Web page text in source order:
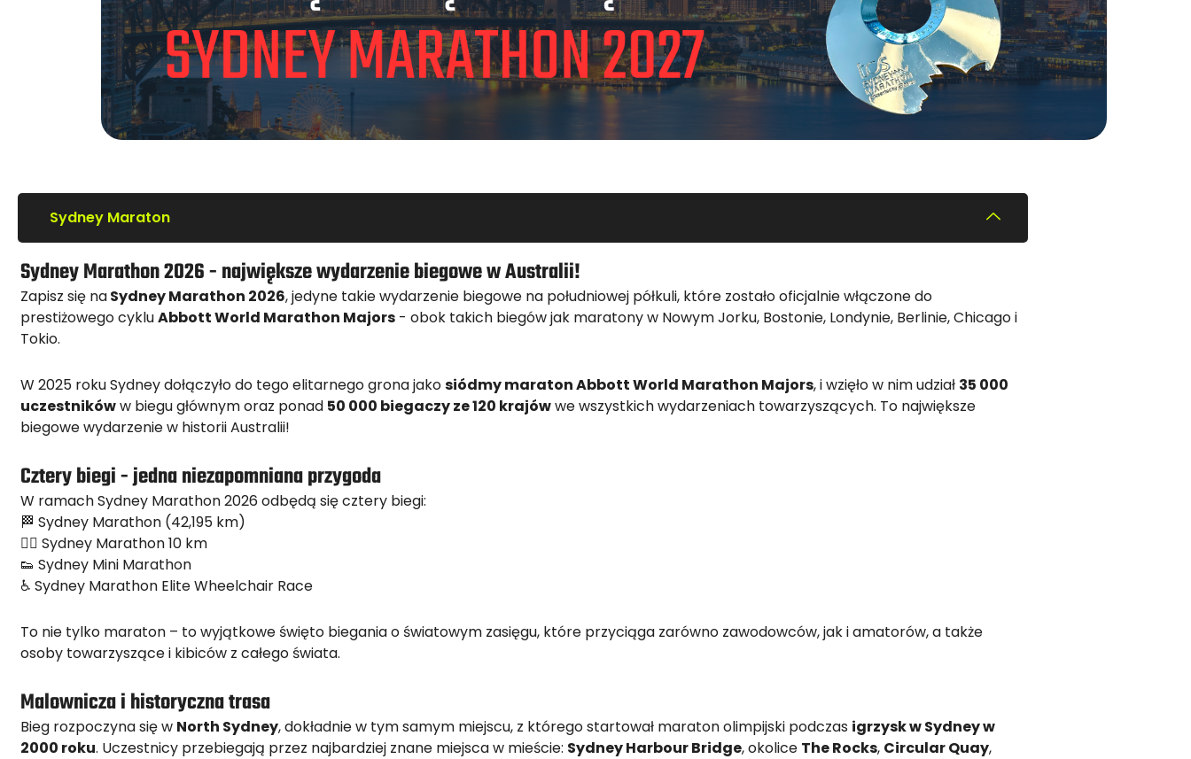
Sydney Maraton
Sydney Marathon 2026 - największe wydarzenie biegowe w Australii!
Zapisz się naSydney Marathon 2026, jedyne takie wydarzenie biegowe na południowej półkuli, które zostało oficjalnie włączone do
prestiżowego cykluAbbott World Marathon Majors - obok takich biegów jak maratony w Nowym Jorku, Bostonie, Londynie, Berlinie, Chicago i
Tokio.
W 2025 roku Sydney dołączyło do tego elitarnego grona jakosiódmy maraton Abbott World Marathon Majors, i wzięło w nim udział 35 000
uczestnikóww biegu głównym oraz ponad 50 000 biegaczy ze 120 krajówwe wszystkich wydarzeniach towarzyszących. To największe
biegowe wydarzenie w historii Australii!
Cztery biegi - jedna niezapomniana przygoda
W ramach Sydney Marathon 2026 odbędą się cztery biegi:
🏁 Sydney Marathon (42,195 km)
🏃‍♀️ Sydney Marathon 10 km
👟 Sydney Mini Marathon
♿ Sydney Marathon Elite Wheelchair Race
To nie tylko maraton – to wyjątkowe święto biegania o światowym zasięgu, które przyciąga zarówno zawodowców, jak i amatorów, a także
osoby towarzyszące i kibiców z całego świata.
Malownicza i historyczna trasa
Bieg rozpoczyna się w North Sydney, dokładnie w tym samym miejscu, z którego startował maraton olimpijski podczas igrzysk w Sydney w
2000 roku. Uczestnicy przebiegają przez najbardziej znane miejsca w mieście: Sydney Harbour Bridge, okolice The Rocks, Circular Quay,